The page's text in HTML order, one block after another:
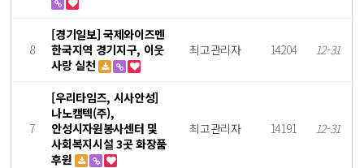
8
[경기일보] 국제와이즈멘
한국지역 경기지구, 이웃
사랑 실천
최고관리자 14204 12-31
7
[우리타임즈, 시사안성]
나노캠텍(주),
안성시자원봉사센터 및
사회복지시설 3곳 화장품
후원
최고관리자 14191 12-31